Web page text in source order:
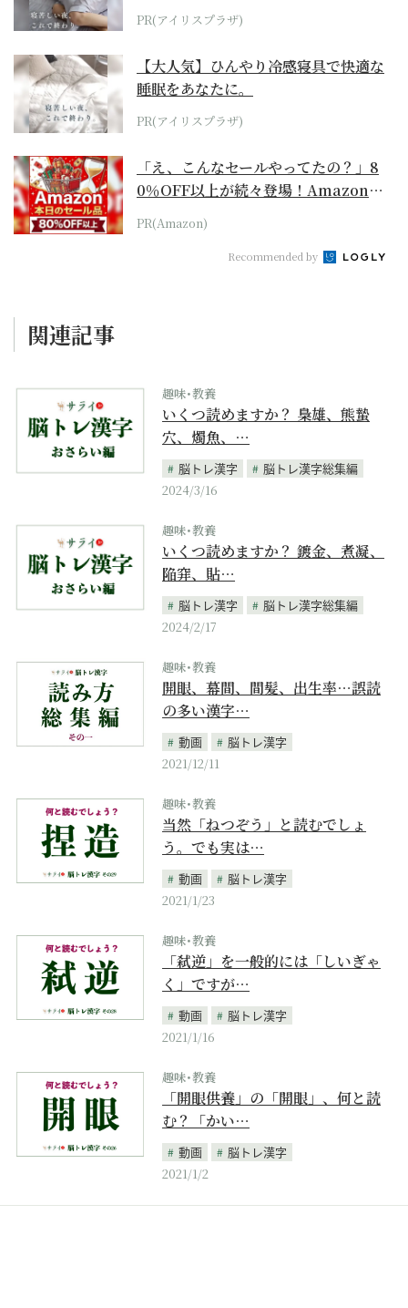
PR(アイリスプラザ)
【大人気】ひんやり冷感寝具で快適な
睡眠をあなたに。
PR(アイリスプラザ)
「え、こんなセールやってたの？」8
0％OFF以上が続々登場！Amazonの
本気が...
PR(Amazon)
Recommended by
関連記事
趣味･教養
いくつ読めますか？ 梟雄、熊蟄
穴、燭魚、…
脳トレ漢字
脳トレ漢字総集編
2024/3/16
趣味･教養
いくつ読めますか？ 鍍金、煮凝、
陥穽、貼…
脳トレ漢字
脳トレ漢字総集編
2024/2/17
趣味･教養
開眼、幕間、間髪、出生率…誤読
の多い漢字…
動画
脳トレ漢字
2021/12/11
趣味･教養
当然「ねつぞう」と読むでしょ
う。でも実は…
動画
脳トレ漢字
2021/1/23
趣味･教養
「弑逆」を一般的には「しいぎゃ
く」ですが…
動画
脳トレ漢字
2021/1/16
趣味･教養
「開眼供養」の「開眼」、何と読
む？「かい…
動画
脳トレ漢字
2021/1/2